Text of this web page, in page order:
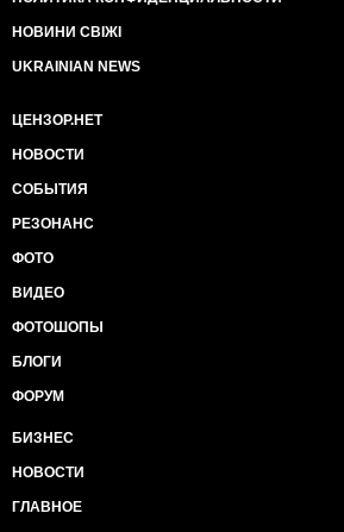
НОВИНИ СВІЖІ
UKRAINIAN NEWS
ЦЕНЗОР.НЕТ
НОВОСТИ
СОБЫТИЯ
РЕЗОНАНС
ФОТО
ВИДЕО
ФОТОШОПЫ
БЛОГИ
ФОРУМ
БИЗНЕС
НОВОСТИ
ГЛАВНОЕ